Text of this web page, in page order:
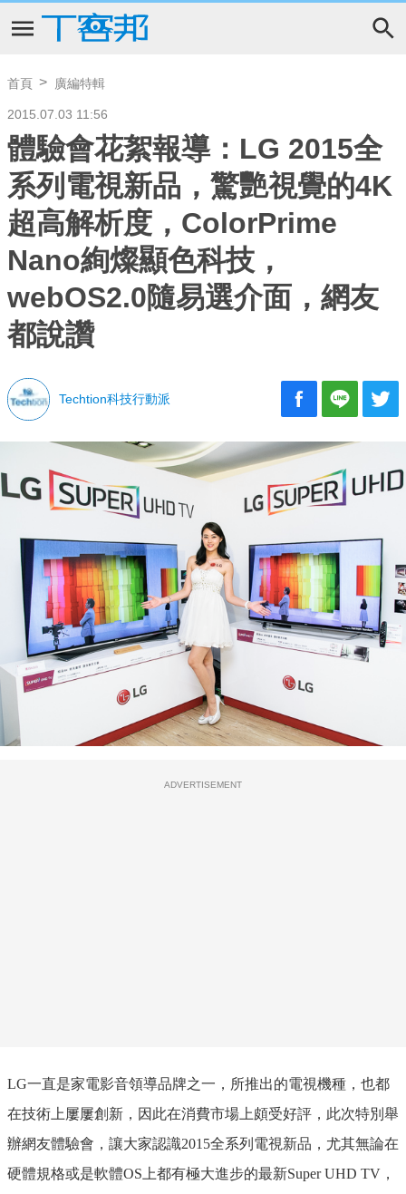
首頁 廣編特輯
2015.07.03 11:56
體驗會花絮報導：LG 2015全
系列電視新品，驚艷視覺的4K
超高解析度，ColorPrime
Nano絢燦顯色科技，
webOS2.0隨易選介面，網友
都說讚
Techtion科技行動派
ADVERTISEMENT
LG一直是家電影音領導品牌之一，所推出的電視機種，也都
在技術上屢屢創新，因此在消費市場上頗受好評，此次特別舉
辦網友體驗會，讓大家認識2015全系列電視新品，尤其無論在
硬體規格或是軟體OS 上都有極大進步的最新Super UHD TV ，